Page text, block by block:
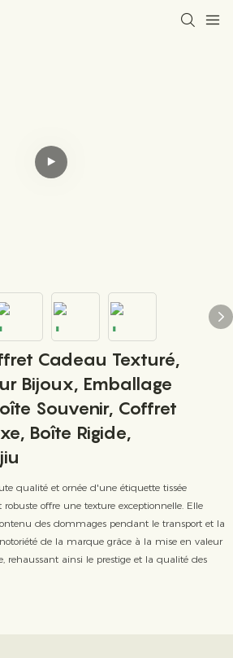
Cadeau Texturé,
Bijoux, Emballage
Souvenir, Coffret
Boîte Rigide,
qualité et ornée d'une étiquette tissée
offre une texture exceptionnelle. Elle
des dommages pendant le transport et la
de la marque grâce à la mise en valeur
rehaussant ainsi le prestige et la qualité des